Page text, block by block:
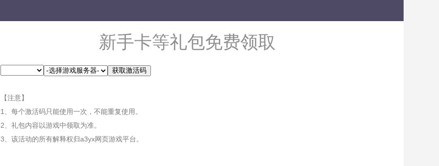
新手卡等礼包免费领取
【注意】
1、每个激活码只能使用一次，不能重复使用。
2、礼包内容以游戏中领取为准。
3、该活动的所有解释权归a3yx网页游戏平台。